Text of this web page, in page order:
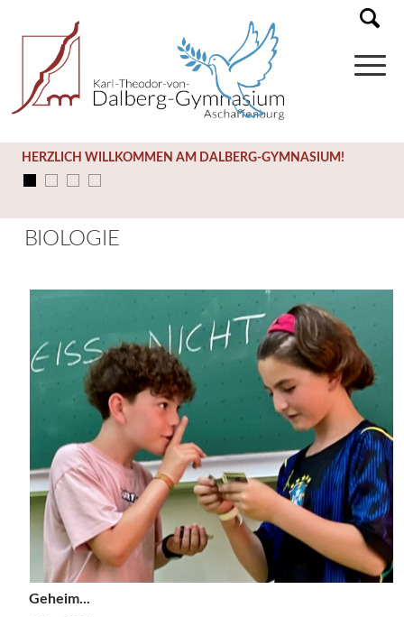
HERZLICH WILLKOMMEN AM DALBERG-GYMNASIUM!
BIOLOGIE
Geheim...